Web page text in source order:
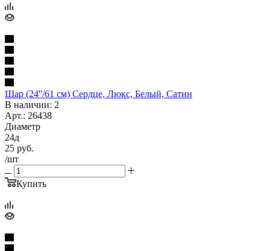
Шар (24''/61 см) Сердце, Люкс, Белый, Сатин
В наличии: 2
Арт.: 26438
Диаметр
24д
25 руб.
/шт
Купить